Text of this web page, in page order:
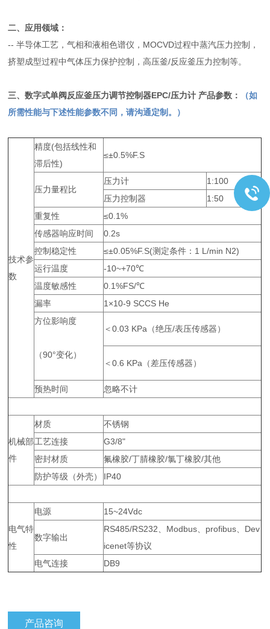
二、应用领域：
--半导体工艺，气相和液相色谱仪，MOCVD过程中蒸汽压力控制，
挤塑成型过程中气体压力保护控制，高压釜/反应釜压力控制等。
三、数字式单阀反应釜压力调节控制器EPC/压力计 产品参数：
（如
所需性能与下述性能参数不同，请沟通定制。）
技术参
数
精度(包括线性和
滞后性)
≤±0.5%F.S
压力量程比
压力计
1:100
压力控制器
1:50
重复性
≤0.1%
传感器响应时间
0.2s
控制稳定性
≤±0.05%F.S(测定条件：1 L/min N2)
运行温度
-10~+70℃
温度敏感性
0.1%FS/℃
漏率
1×10-9 SCCS He
方位影响度
（90°变化）
＜0.03 KPa（绝压/表压传感器）
＜0.6 KPa（差压传感器）
预热时间 忽略不计
机械部
件
材质
不锈钢
工艺连接
G3/8"
密封材质
氟橡胶/丁腈橡胶/氯丁橡胶/其他
防护等级（外壳）
IP40
电气特
性
电源 15~24Vdc
数字输出
RS485/RS232、Modbus、profibus、Dev
icenet等协议
电气连接
DB9
产品咨询